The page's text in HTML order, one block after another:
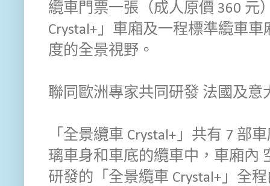
纜車門票一張（成人原價 360 元
Crystal+」車廂及一程標準纜車
度的全景視野。
聯同歐洲專家共同研發 法國及意
「全景纜車 Crystal+」共有 7 部
璃車身和車底的纜車中，車廂內
研發的「全景纜車 Crystal+」全